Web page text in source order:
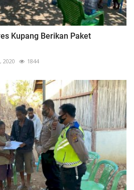
Kupang Berikan Paket
2020 1844